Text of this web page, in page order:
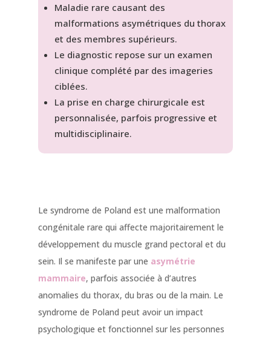
Maladie rare causant des
malformations asymétriques du thorax
et des membres supérieurs.
Le diagnostic repose sur un examen
clinique complété par des imageries
ciblées.
La prise en charge chirurgicale est
personnalisée, parfois progressive et
multidisciplinaire.
Le syndrome de Poland est une malformation
congénitale rare qui affecte majoritairement le
développement du muscle grand pectoral et du
sein. Il se manifeste par une asymétrie
mammaire, parfois associée à d’autres
anomalies du thorax, du bras ou de la main. Le
syndrome de Poland peut avoir un impact
psychologique et fonctionnel sur les personnes